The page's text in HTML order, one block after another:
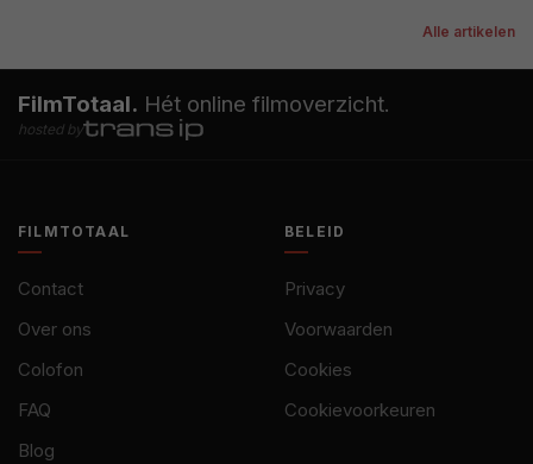
Alle artikelen
FilmTotaal. Hét online filmoverzicht.
hosted by
FILMTOTAAL
Contact
Over ons
Colofon
FAQ
Blog
BELEID
Privacy
Voorwaarden
Cookies
Cookievoorkeuren